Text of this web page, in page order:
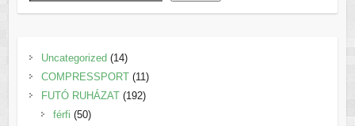
Uncategorized 1414
termék
COMPRESSPORT 1111
termék
FUTÓ RUHÁZAT 192192
férfi 5050